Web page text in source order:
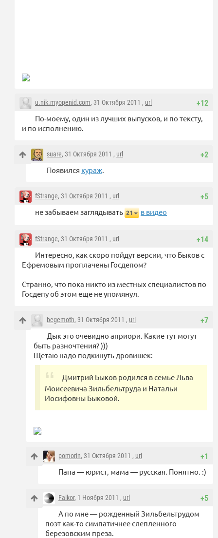
+12
u.nik.myopenid.com, 31 Октября 2011 , url
По-моему, один из лучших выпусков, и по тексту,
и по исполнению.
+2
suare, 31 Октября 2011 , url
Появился кураж.
+5
fStrange, 31 Октября 2011 , url
не забываем заглядывать 21 в видео
+14
fStrange, 31 Октября 2011 , url
Интересно, как скоро пойдут версии, что Быков с
Ефремовым проплачены Госдепом?
Странно, что пока никто из местных специалистов по
Госдепу об этом еще не упомянул.
+7
begemoth, 31 Октября 2011 , url
Дык это очевидно априори. Какие тут могут
быть разночтения? )))
Щетаю надо подкинуть дровишек:
Дмитрий Быков родился в семье Льва
Моисеевича Зильбельтруда и Натальи
Иосифовны Быковой.
+1
pomorin, 31 Октября 2011 , url
Папа — юрист, мама — русская. Понятно. :)
+5
Falkor, 1 Ноября 2011 , url
А по мне — рожденный Зильбельтрудом
поэт как-то симпатичнее слепленного
березовским преза.